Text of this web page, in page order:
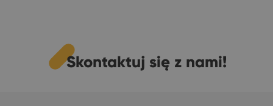
Skontaktuj się z nami!